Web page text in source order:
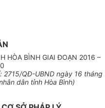
HÒA BÌNH GIAI ĐOẠN 2016 –
: 2715/QĐ-UBND ngày 16 tháng
ân dân tỉnhHòa Bình)